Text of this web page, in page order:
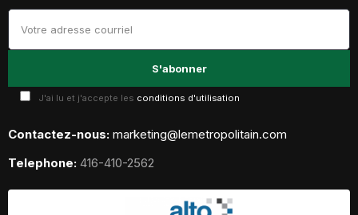
J'ai lu et j'accepte les conditions d'utilisation
Contactez-nous: marketing@lemetropolitain.com
Telephone: 416-410-2562